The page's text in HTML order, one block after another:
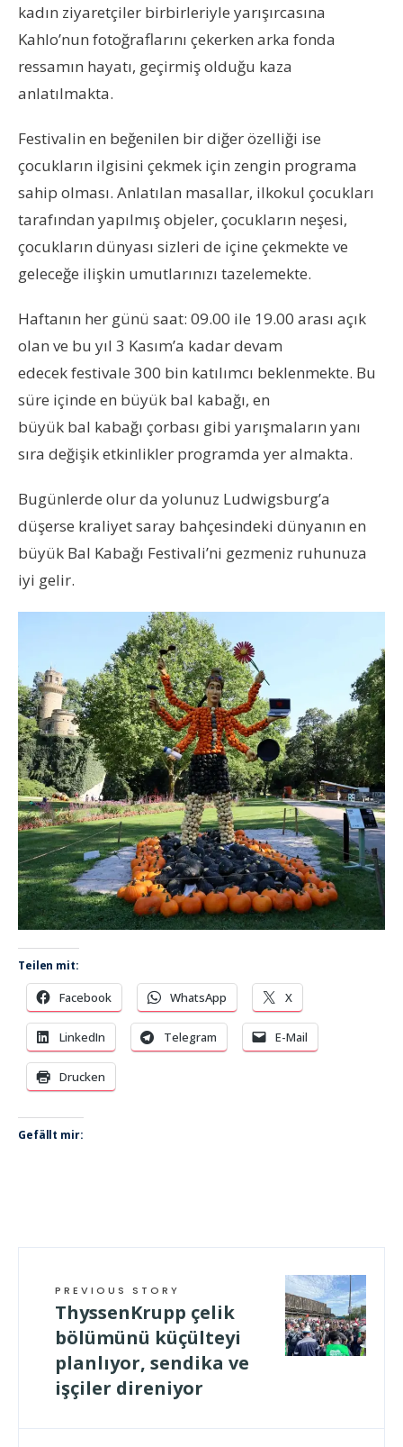
kadın ziyaretçiler birbirleriyle yarışırcasına
Kahlo’nun fotoğraflarını çekerken arka fonda
ressamın hayatı, geçirmiş olduğu kaza
anlatılmakta.
Festivalin en beğenilen bir diğer özelliği ise
çocukların ilgisini çekmek için zengin programa
sahip olması. Anlatılan masallar, ilkokul çocukları
tarafından yapılmış objeler, çocukların neşesi,
çocukların dünyası sizleri de içine çekmekte ve
geleceğe ilişkin umutlarınızı tazelemekte.
Haftanın her günü saat: 09.00 ile 19.00 arası açık
olan ve bu yıl 3 Kasım’a kadar devam
edecek festivale 300 bin katılımcı beklenmekte. Bu
süre içinde en büyük bal kabağı, en
büyük bal kabağı çorbası gibi yarışmaların yanı
sıra değişik etkinlikler programda yer almakta.
Bugünlerde olur da yolunuz Ludwigsburg’a
düşerse kraliyet saray bahçesindeki dünyanın en
büyük Bal Kabağı Festivali’ni gezmeniz ruhunuza
iyi gelir.
Teilen mit:
Facebook WhatsApp X
LinkedIn Telegram E-Mail
Drucken
Gefällt mir:
PREVIOUS STORY
ThyssenKrupp çelik
bölümünü küçülteyi
planlıyor, sendika ve
işçiler direniyor